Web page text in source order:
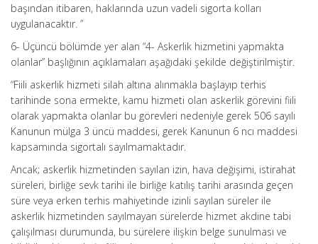
başından itibaren, haklarında uzun vadeli sigorta kolları
uygulanacaktır. ”
6- Üçüncü bölümde yer alan “4- Askerlik hizmetini yapmakta
olanlar” başlığının açıklamaları aşağıdaki şekilde değiştirilmiştir.
“Fiili askerlik hizmeti silah altına alınmakla başlayıp terhis
tarihinde sona ermekte, kamu hizmeti olan askerlik görevini fiili
olarak yapmakta olanlar bu görevleri nedeniyle gerek 506 sayılı
Kanunun mülga 3 üncü maddesi, gerek Kanunun 6 ncı maddesi
kapsamında sigortalı sayılmamaktadır.
Ancak; askerlik hizmetinden sayılan izin, hava değişimi, istirahat
süreleri, birliğe sevk tarihi ile birliğe katılış tarihi arasında geçen
süre veya erken terhis mahiyetinde izinli sayılan süreler ile
askerlik hizmetinden sayılmayan sürelerde hizmet akdine tabi
çalışılması durumunda, bu sürelere ilişkin belge sunulması ve